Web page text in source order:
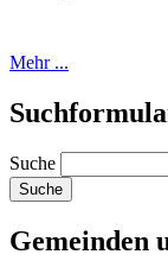
Mehr ...
Suche
Gemeinden